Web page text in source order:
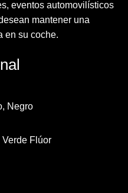
eventos automovilísticos
mantener una
en su coche.
Negro
Verde Flúor